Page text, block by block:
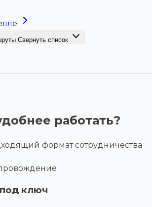
Свернуть список
работать?
формат сотрудничества
ключ